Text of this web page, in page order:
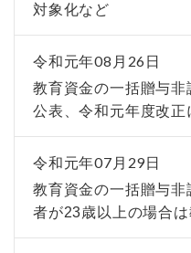
対象化など
令和元年08月26日
教育資金の一括贈与
公表、令和元年度改正
令和元年07月29日
教育資金の一括贈与
者が23歳以上の場合